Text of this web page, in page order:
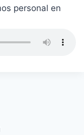
personal en